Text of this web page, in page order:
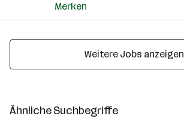
Merken
Weitere Jobs anzeigen
Ähnliche Suchbegriffe